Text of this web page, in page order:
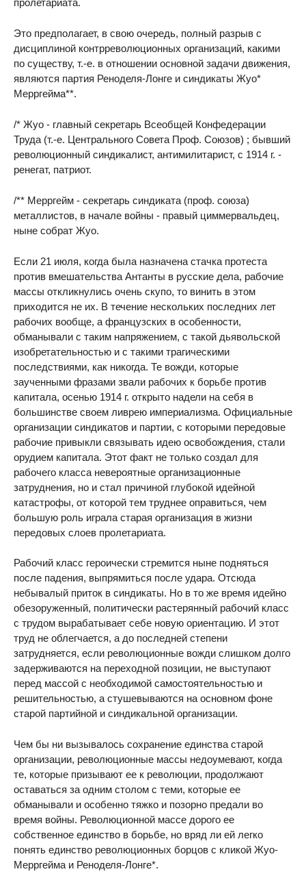
пролетариата.
Это предполагает, в свою очередь, полный разрыв с
дисциплиной контрреволюционных организаций, какими
по существу, т.-е. в отношении основной задачи движения,
являются партия Реноделя-Лонге и синдикаты Жуо*
Мерргейма**.
/* Жуо - главный секретарь Всеобщей Конфедерации
Труда (т.-е. Центрального Совета Проф. Союзов) ; бывший
революционный синдикалист, антимилитарист, с 1914 г. -
ренегат, патриот.
/** Мерргейм - секретарь синдиката (проф. союза)
металлистов, в начале войны - правый циммервальдец,
ныне собрат Жуо.
Если 21 июля, когда была назначена стачка протеста
против вмешательства Антанты в русские дела, рабочие
массы откликнулись очень скупо, то винить в этом
приходится не их. В течение нескольких последних лет
рабочих вообще, а французских в особенности,
обманывали с таким напряжением, с такой дьявольской
изобретательностью и с такими трагическими
последствиями, как никогда. Те вожди, которые
заученными фразами звали рабочих к борьбе против
капитала, осенью 1914 г. открыто надели на себя в
большинстве своем ливрею империализма. Официальные
организации синдикатов и партии, с которыми передовые
рабочие привыкли связывать идею освобождения, стали
орудием капитала. Этот факт не только создал для
рабочего класса невероятные организационные
затруднения, но и стал причиной глубокой идейной
катастрофы, от которой тем труднее оправиться, чем
большую роль играла старая организация в жизни
передовых слоев пролетариата.
Рабочий класс героически стремится ныне подняться
после падения, выпрямиться после удара. Отсюда
небывалый приток в синдикаты. Но в то же время идейно
обезоруженный, политически растерянный рабочий класс
с трудом вырабатывает себе новую ориентацию. И этот
труд не облегчается, а до последней степени
затрудняется, если революционные вожди слишком долго
задерживаются на переходной позиции, не выступают
перед массой с необходимой самостоятельностью и
решительностью, а стушевываются на основном фоне
старой партийной и синдикальной организации.
Чем бы ни вызывалось сохранение единства старой
организации, революционные массы недоумевают, когда
те, которые призывают ее к революции, продолжают
оставаться за одним столом с теми, которые ее
обманывали и особенно тяжко и позорно предали во
время войны. Революционной массе дорого ее
собственное единство в борьбе, но вряд ли ей легко
понять единство революционных борцов с кликой Жуо-
Мерргейма и Реноделя-Лонге*.